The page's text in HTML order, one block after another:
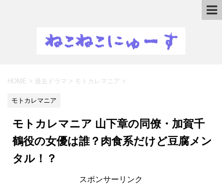
HOME > 過去ドラマ > モトカレマニア >
モトカレマニア
モトカレマニア 山下章の同僚・加賀千
鶴役の女優は誰？肉食系だけど豆腐メン
タル！？
スポンサーリンク